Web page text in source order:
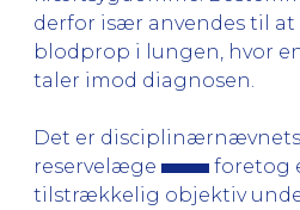
derfor især anvendes til at
blodprop i lungen, hvor
taler imod diagnosen.
Det er
reservelæge
foretog
tilstrækkelig objektiv